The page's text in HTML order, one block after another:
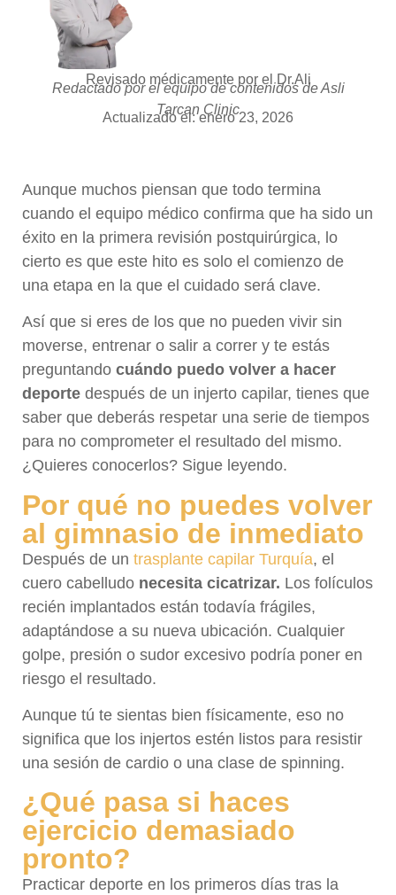
Revisado médicamente por el Dr.Ali
Redactado por el equipo de contenidos de Asli
Tarcan Clinic
Actualizado el: enero 23, 2026
Aunque muchos piensan que todo termina
cuando el equipo médico confirma que ha sido un
éxito en la primera revisión postquirúrgica, lo
cierto es que este hito es solo el comienzo de
una etapa en la que el cuidado será clave.
Así que si eres de los que no pueden vivir sin
moverse, entrenar o salir a correr y te estás
preguntando cuándo puedo volver a hacer
deporte después de un injerto capilar, tienes que
saber que deberás respetar una serie de tiempos
para no comprometer el resultado del mismo.
¿Quieres conocerlos? Sigue leyendo.
Por qué no puedes volver
al gimnasio de inmediato
Después de un trasplante capilar Turquía, el
cuero cabelludo necesita cicatrizar. Los folículos
recién implantados están todavía frágiles,
adaptándose a su nueva ubicación. Cualquier
golpe, presión o sudor excesivo podría poner en
riesgo el resultado.
Aunque tú te sientas bien físicamente, eso no
significa que los injertos estén listos para resistir
una sesión de cardio o una clase de spinning.
¿Qué pasa si haces
ejercicio demasiado
pronto?
Practicar deporte en los primeros días tras la